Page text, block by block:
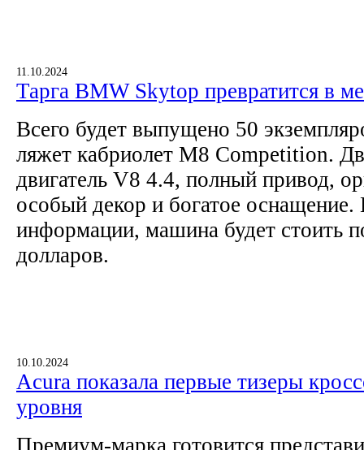
11.10.2024
Тарга BMW Skytop превратится в
Всего будет выпущено 50
ляжет кабриолет M8 Competition.
двигатель V8 4.4, полный привод,
особый декор и богатое
информации, машина будет стоить
долларов.
10.10.2024
Acura показала первые тизеры
уровня
Премиум-марка готовится